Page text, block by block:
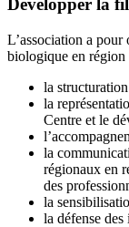
Développer la
L’association a
biologique en région
la
la
Centre et le
la
régionaux en
des
la
la défense